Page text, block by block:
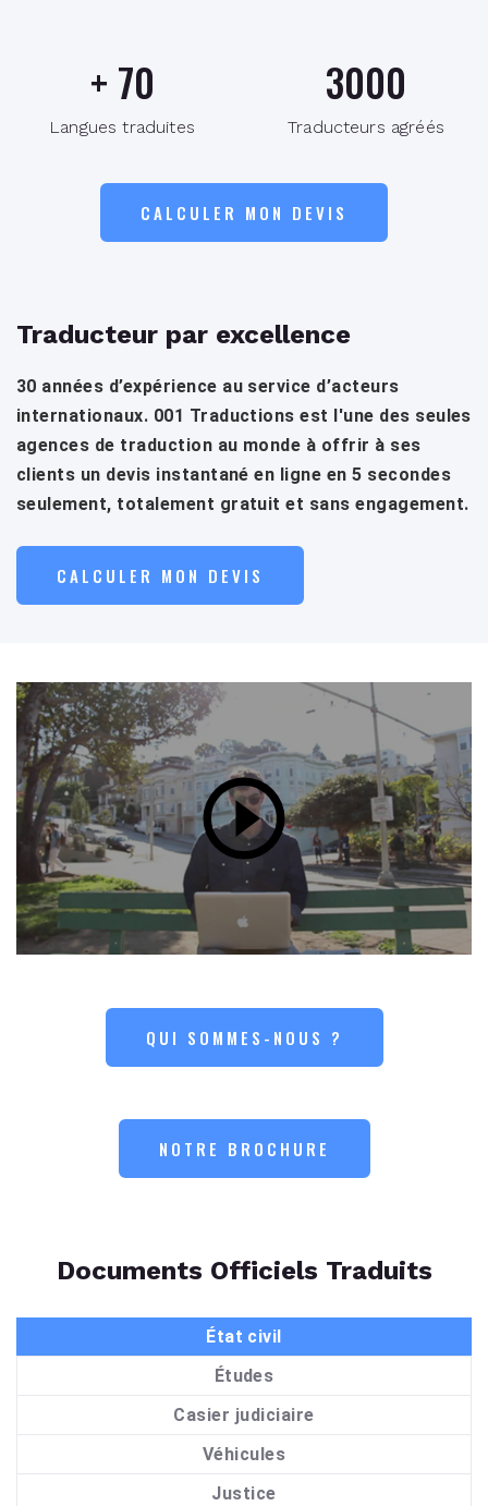
+ 70
Langues traduites
3000
Traducteurs agréés
CALCULER MON DEVIS
Traducteur par excellence
30 années d’expérience au service d’acteurs
internationaux. 001 Traductions est l'une des seules
agences de traduction au monde à offrir à ses
clients un devis instantané en ligne en 5 secondes
seulement, totalement gratuit et sans engagement.
CALCULER MON DEVIS
QUI SOMMES-NOUS ?
NOTRE BROCHURE
Documents Officiels Traduits
État civil
Études
Casier judiciaire
Véhicules
Justice